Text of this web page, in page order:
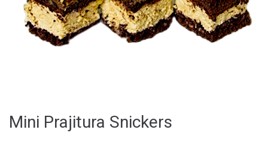
Mini Prajitura Snickers